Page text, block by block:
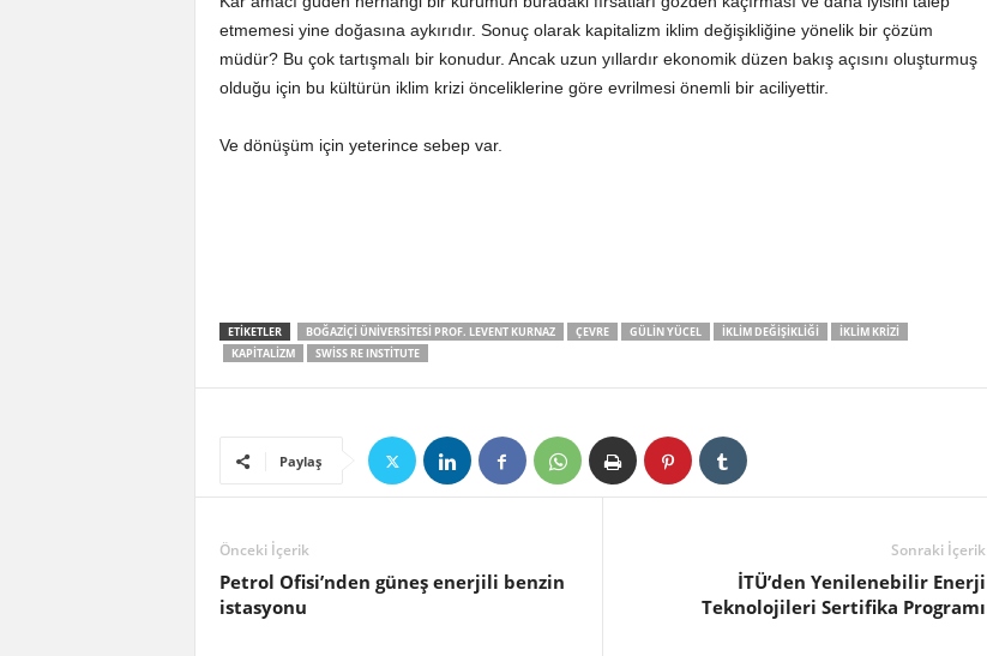
etmemesi yine doğasına aykırıdır. Sonuç olarak kapitalizm iklim değişikliğine yönelik bir çözüm
müdür? Bu çok tartışmalı bir konudur. Ancak uzun yıllardır ekonomik düzen bakış açısını oluşturmuş
olduğu için bu kültürün iklim krizi önceliklerine göre evrilmesi önemli bir aciliyettir.
Ve dönüşüm için yeterince sebep var.
ETIKETLER BOĞAZIÇI ÜNIVERSITESI PROF. LEVENT KURNAZ ÇEVRE GÜLIN YÜCEL IKLIM DEĞIŞIKLIĞI
IKLIM KRIZI
KAPITALIZM
SWISS RE INSTITUTE
Paylaş
Önceki İçerik
Petrol Ofisi’nden güneş enerjili benzin
istasyonu
Sonraki İçerik
İTÜ’den Yenilenebilir Enerji
Teknolojileri Sertifika Programı